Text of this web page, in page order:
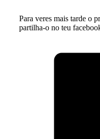
Para veres mais tarde o
partilha-o no teu